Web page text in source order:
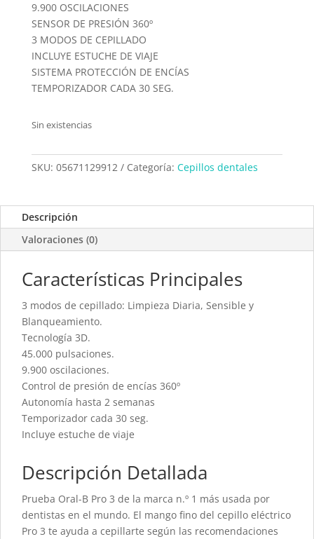
9.900 OSCILACIONES
SENSOR DE PRESIÓN 360º
3 MODOS DE CEPILLADO
INCLUYE ESTUCHE DE VIAJE
SISTEMA PROTECCIÓN DE ENCÍAS
TEMPORIZADOR CADA 30 SEG.
Sin existencias
SKU: 05671129912 Categoría: Cepillos dentales
Descripción
Valoraciones (0)
Características Principales
3 modos de cepillado: Limpieza Diaria, Sensible y
Blanqueamiento.
Tecnología 3D.
45.000 pulsaciones.
9.900 oscilaciones.
Control de presión de encías 360º
Autonomía hasta 2 semanas
Temporizador cada 30 seg.
Incluye estuche de viaje
Descripción Detallada
Prueba Oral-B Pro 3 de la marca n.º 1 más usada por
dentistas en el mundo. El mango fino del cepillo eléctrico
Pro 3 te ayuda a cepillarte según las recomendaciones